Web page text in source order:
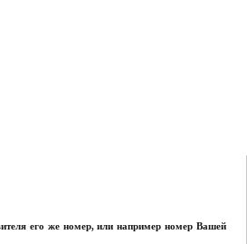
его же номер, или например номер Вашей